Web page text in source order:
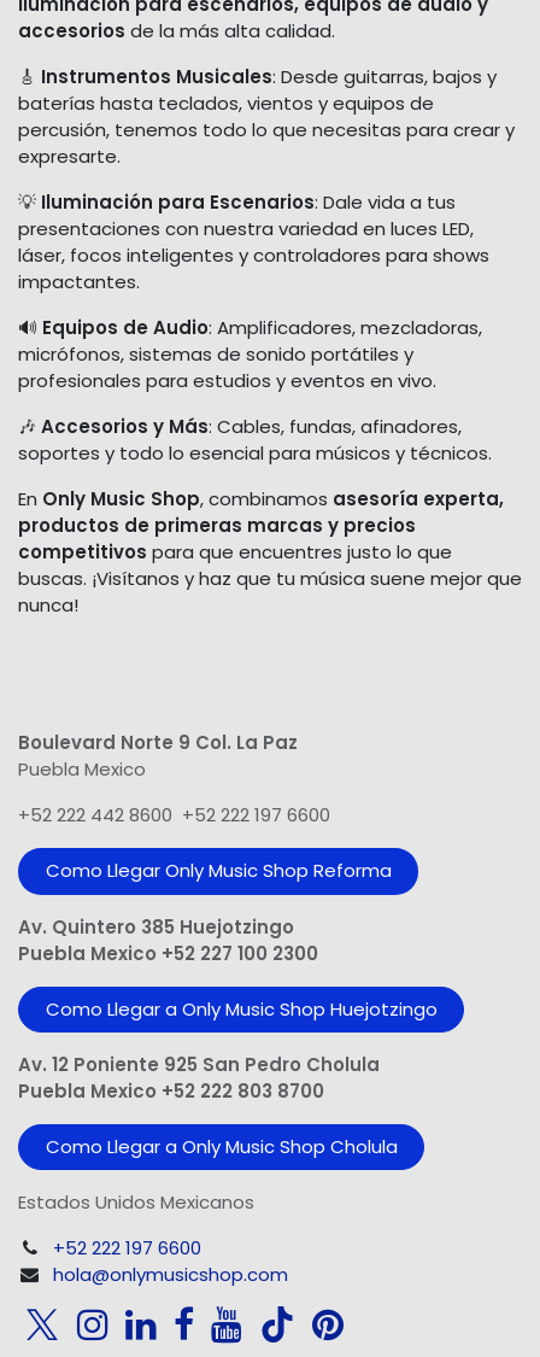
accesorios de la más alta calidad.
🎸 Instrumentos Musicales: Desde guitarras, bajos y
baterías hasta teclados, vientos y equipos de
percusión, tenemos todo lo que necesitas para crear y
expresarte.
💡 Iluminación para Escenarios: Dale vida a tus
presentaciones con nuestra variedad en luces LED,
láser, focos inteligentes y controladores para shows
impactantes.
🔊 Equipos de Audio: Amplificadores, mezcladoras,
micrófonos, sistemas de sonido portátiles y
profesionales para estudios y eventos en vivo.
🎶 Accesorios y Más: Cables, fundas, afinadores,
soportes y todo lo esencial para músicos y técnicos.
En Only Music Shop, combinamos asesoría experta,
productos de primeras marcas y precios
competitivos para que encuentres justo lo que
buscas. ¡Visítanos y haz que tu música suene mejor que
nunca!
Boulevard Norte 9 Col. La Paz
Puebla Mexico
+52 222 442 8600 +52 222 197 6600
Como Llegar Only Music Shop​ Reforma
Av. Quintero 385 Huejotzingo
Puebla Mexico +52 227 100 2300
Como Llegar a Only Music Shop Huejotzingo
Av. 12 Poniente 925 San Pedro Cholula
Puebla Mexico +52 222 803 8700
Como Llegar a Only Music Shop Cholula
Estados Unidos Mexicanos
+52 222 197 6600
hola@onlymusicshop.com